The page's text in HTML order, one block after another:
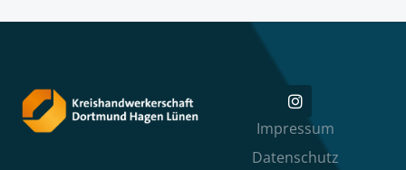
Impressum
Datenschutz